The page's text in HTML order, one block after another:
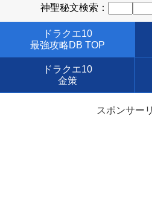
神聖秘文検索：
ドラクエ10
最強攻略DB TOP
ドラクエ10
金策
スポンサー